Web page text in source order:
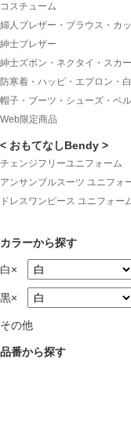
コスチューム
婦人ブレザー・ブラウス・カ
紳士ブレザー
紳士ズボン・ネクタイ・スカ
防寒着・ハッピ・エプロン・
帽子・ブーツ・シューズ・ベ
Web限定商品
< おもてなしBendy >
チェンジフリーユニフォーム
アンサンブルスーツ ユニフォ
ドレスワンピース ユニフォー
カラーから探す
白×
黒×
その他
品番から探す